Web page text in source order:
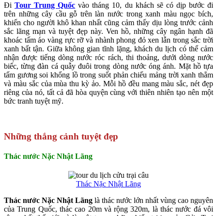
ĐiTour Trung Quốc vào tháng 10, du khách sẽ có dịp bước đi
trên những cây cầu gỗ trên làn nước trong xanh màu ngọc bích,
khiến cho người khô khan nhất cũng cảm thấy dịu lòng trước cảnh
sắc lãng mạn và tuyệt đẹp này. Ven hồ, những cây ngân hạnh đã
khoác tấm áo vàng rực rỡ và nhành phong đỏ xen lẫn trong sắc trời
xanh bất tận. Giữa không gian tĩnh lặng, khách du lịch có thể cảm
nhận được tiếng dòng nước róc rách, thi thoảng, dưới dòng nước
biếc, từng đàn cá quẫy đuôi trong dòng nước óng ánh. Mặt hồ tựa
tấm gương soi khổng lồ trong suốt phản chiếu mảng trời xanh thẳm
và màu sắc của mùa thu kỳ ảo. Mỗi hồ đều mang màu sắc, nét đẹp
riêng của nó, tất cả đã hòa quyện cùng với thiên nhiên tạo nên một
bức tranh tuyệt mỹ.
Những thắng cảnh tuyệt đẹp
Thác nước Nặc Nhật Lãng
Thác Nặc Nhật Lãng
Thác nước Nặc Nhật Lãng là thác nước lớn nhất vùng cao nguyên
của Trung Quốc, thác cao 20m và rộng 320m, là thác nước đá vôi